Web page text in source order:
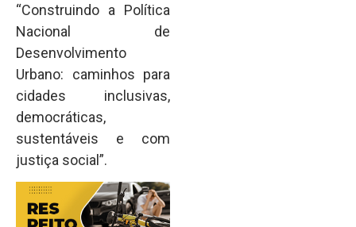
“Construindo a Política
Nacional de
Desenvolvimento
Urbano: caminhos para
cidades inclusivas,
democráticas,
sustentáveis e com
justiça social”.